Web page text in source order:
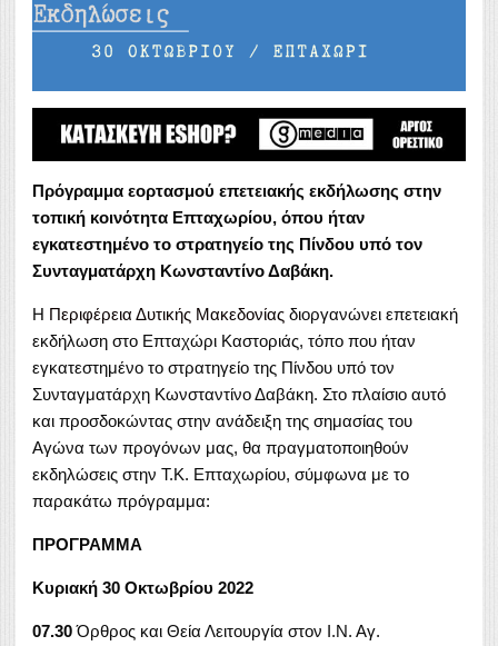
Πρόγραμμα εορτασμού επετειακής εκδήλωσης στην
τοπική κοινότητα Επταχωρίου, όπου ήταν
εγκατεστημένο το στρατηγείο της Πίνδου υπό τον
Συνταγματάρχη Κωνσταντίνο Δαβάκη.
Η Περιφέρεια Δυτικής Μακεδονίας διοργανώνει επετειακή
εκδήλωση στο Επταχώρι Καστοριάς, τόπο που ήταν
εγκατεστημένο το στρατηγείο της Πίνδου υπό τον
Συνταγματάρχη Κωνσταντίνο Δαβάκη. Στο πλαίσιο αυτό
και προσδοκώντας στην ανάδειξη της σημασίας του
Αγώνα των προγόνων μας, θα πραγματοποιηθούν
εκδηλώσεις στην Τ.Κ. Επταχωρίου, σύμφωνα με το
παρακάτω πρόγραμμα:
ΠΡΟΓΡΑΜΜΑ
Κυριακή 30 Οκτωβρίου 2022
07.30Όρθρος και Θεία Λειτουργία στον Ι.Ν. Αγ.